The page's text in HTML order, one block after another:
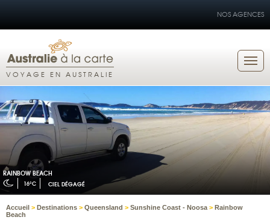
NOS AGENCES
VOYAGE EN AUSTRALIE
RAINBOW BEACH
16°C CIEL DÉGAGÉ
Accueil > Destinations > Queensland > Sunshine Coast - Noosa > Rainbow
Beach